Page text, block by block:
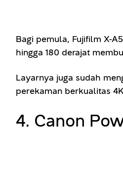
Bagi pemula, Fujifilm X-
hingga 180 derajat
Layarnya juga sudah
perekaman berkualitas
4. Canon